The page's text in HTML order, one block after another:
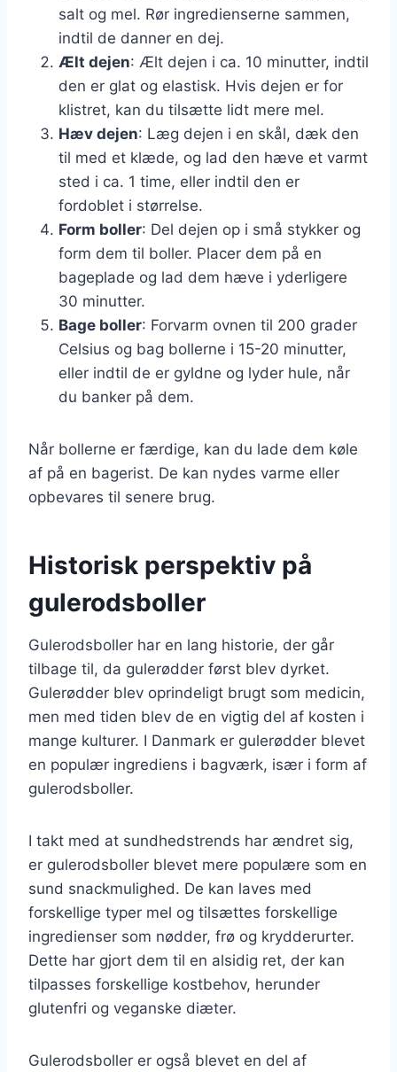
salt og mel. Rør ingredienserne sammen,
indtil de danner en dej.
Ælt dejen: Ælt dejen i ca. 10 minutter, indtil
den er glat og elastisk. Hvis dejen er for
klistret, kan du tilsætte lidt mere mel.
Hæv dejen: Læg dejen i en skål, dæk den
til med et klæde, og lad den hæve et varmt
sted i ca. 1 time, eller indtil den er
fordoblet i størrelse.
Form boller: Del dejen op i små stykker og
form dem til boller. Placer dem på en
bageplade og lad dem hæve i yderligere
30 minutter.
Bage boller: Forvarm ovnen til 200 grader
Celsius og bag bollerne i 15-20 minutter,
eller indtil de er gyldne og lyder hule, når
du banker på dem.
Når bollerne er færdige, kan du lade dem køle
af på en bagerist. De kan nydes varme eller
opbevares til senere brug.
Historisk perspektiv på
gulerodsboller
Gulerodsboller har en lang historie, der går
tilbage til, da gulerødder først blev dyrket.
Gulerødder blev oprindeligt brugt som medicin,
men med tiden blev de en vigtig del af kosten i
mange kulturer. I Danmark er gulerødder blevet
en populær ingrediens i bagværk, især i form af
gulerodsboller.
I takt med at sundhedstrends har ændret sig,
er gulerodsboller blevet mere populære som en
sund snackmulighed. De kan laves med
forskellige typer mel og tilsættes forskellige
ingredienser som nødder, frø og krydderurter.
Dette har gjort dem til en alsidig ret, der kan
tilpasses forskellige kostbehov, herunder
glutenfri og veganske diæter.
Gulerodsboller er også blevet en del af